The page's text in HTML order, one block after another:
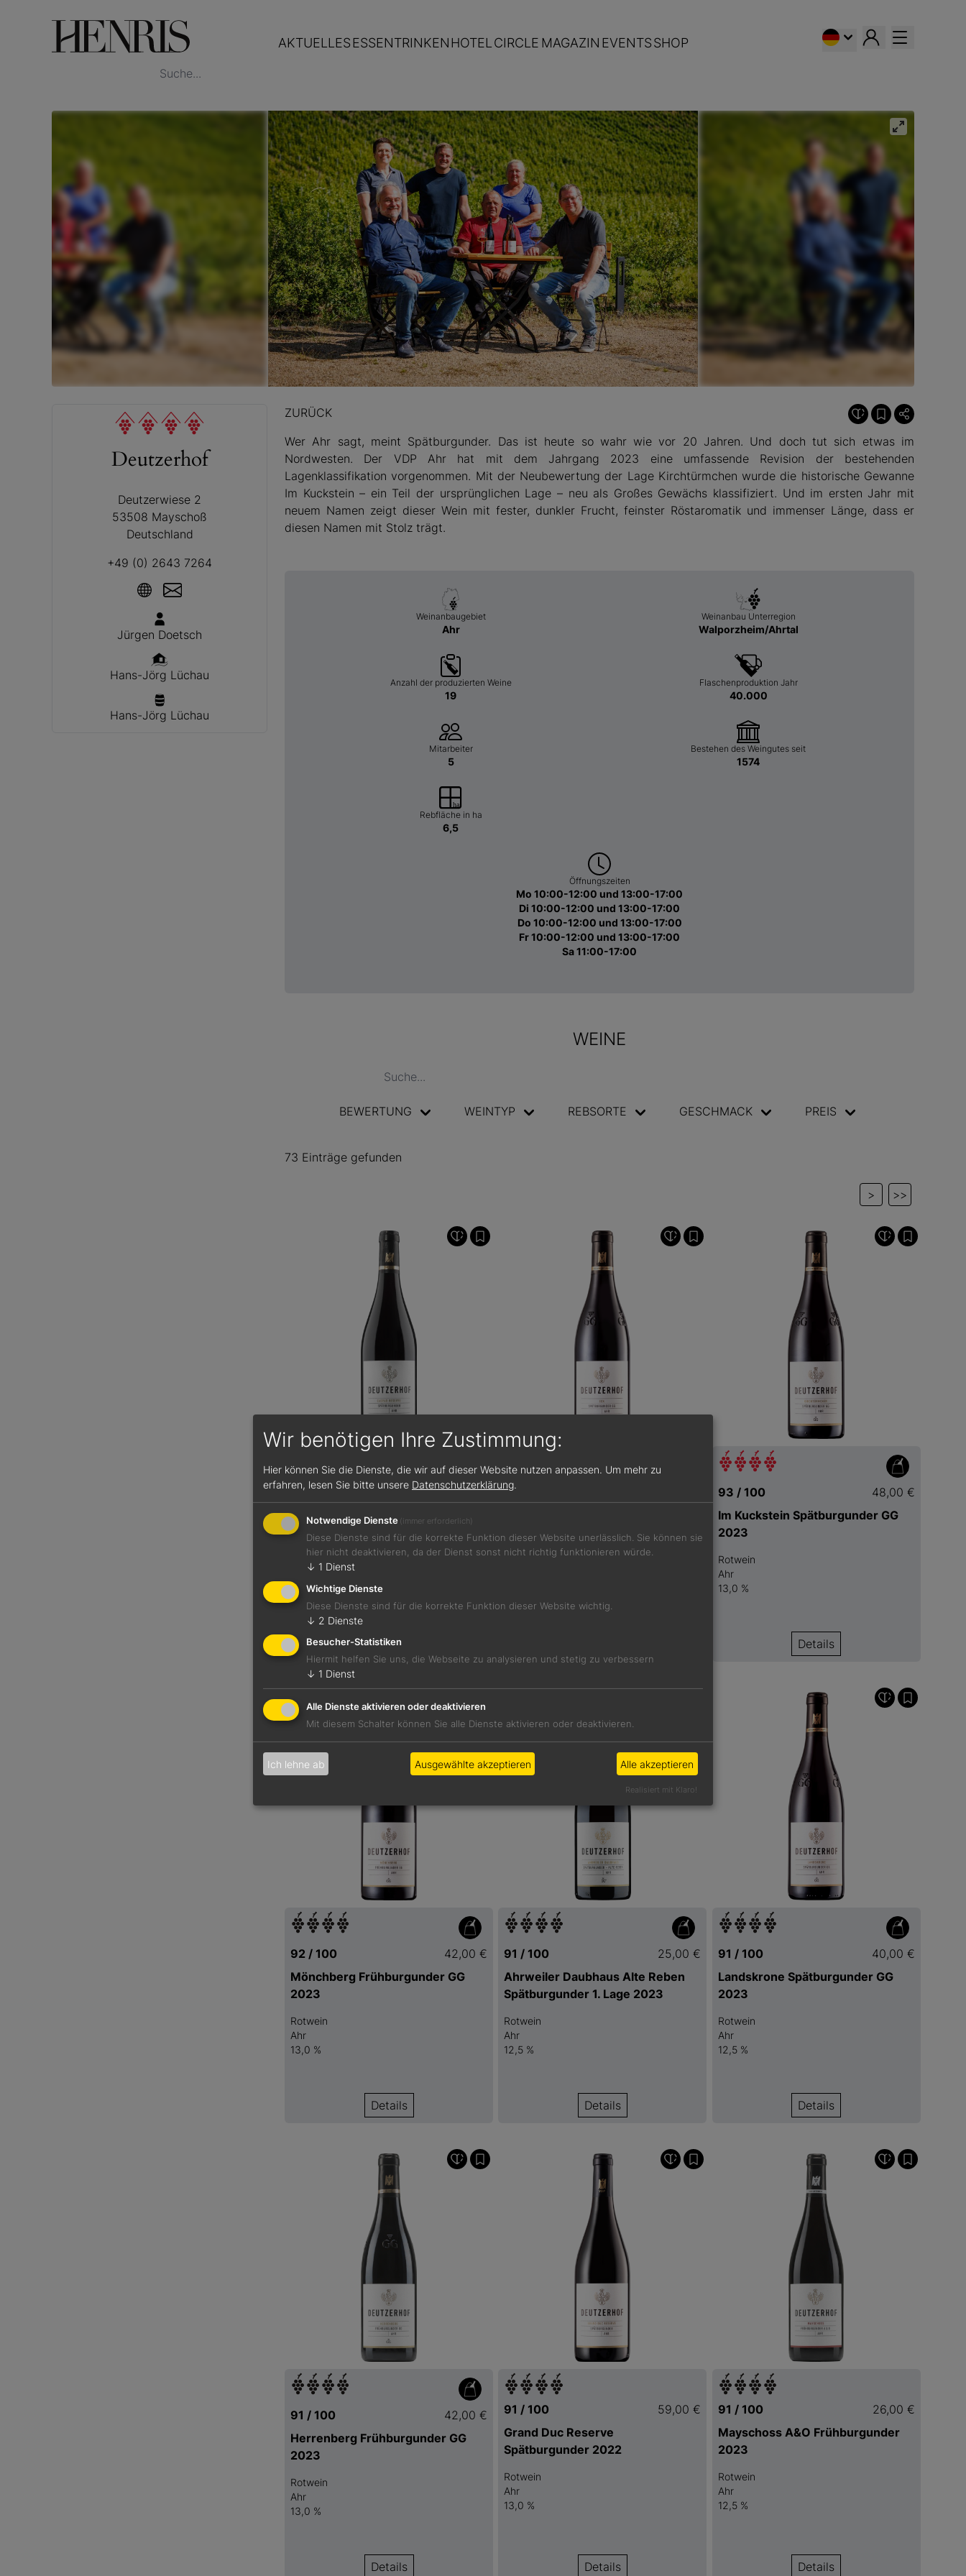
AKTUELLESESSENTRINKENHOTELCIRCLE MAGAZIN EVENTSSHOP
Deutzerhof
Deutzerwiese 2
53508 Mayschoß
Deutschland
+49 (0) 2643 7264
Jürgen Doetsch
Hans-Jörg Lüchau
Hans-Jörg Lüchau
ZURÜCK
Wer Ahr sagt, meint Spätburgunder. Das ist heute so wahr wie vor 20 Jahren. Und doch tut sich etwas im
Nordwesten. Der VDP Ahr hat mit dem Jahrgang 2023 eine umfassende Revision der bestehenden
Lagenklassifikation vorgenommen. Mit der Neubewertung der Lage Kirchtürmchen wurde die historische Gewanne
Im Kuckstein – ein Teil der ursprünglichen Lage – neu als Großes Gewächs klassifiziert. Und im ersten Jahr mit
neuem Namen zeigt dieser Wein mit fester, dunkler Frucht, feinster Röstaromatik und immenser Länge, dass er
diesen Namen mit Stolz trägt.
Weinanbaugebiet
Ahr
Weinanbau Unterregion
Walporzheim/Ahrtal
Anzahl der produzierten Weine
19
Flaschenproduktion Jahr
40.000
Mitarbeiter
5
Bestehen des Weingutes seit
1574
Rebfläche in ha
6,5
Öffnungszeiten
Mo 10:00-12:00 und 13:00-17:00
Di 10:00-12:00 und 13:00-17:00
Do 10:00-12:00 und 13:00-17:00
Fr 10:00-12:00 und 13:00-17:00
Sa 11:00-17:00
WEINE
BEWERTUNG WEINTYP REBSORTE GESCHMACK PREIS
73 Einträge gefunden
> >>
95 / 100
31,00 €
Caspar Reserve Spätburgunder
2018
Rotwein
13,0 %
Details
93 / 100
Rotwein
Ahr
93 / 100
48,00 €
Im Kuckstein Spätburgunder GG
2023
Rotwein
Ahr
13,0 %
Details
92 / 100
42,00 €
Mönchberg Frühburgunder GG
2023
Rotwein
Ahr
13,0 %
Details
91 / 100
25,00 €
Ahrweiler Daubhaus Alte Reben
Spätburgunder 1. Lage 2023
Rotwein
Ahr
12,5 %
Details
91 / 100
40,00 €
Landskrone Spätburgunder GG
2023
Rotwein
Ahr
12,5 %
Details
91 / 100
42,00 €
Herrenberg Frühburgunder GG
2023
Rotwein
Ahr
13,0 %
Details
91 / 100
59,00 €
Grand Duc Reserve
Spätburgunder 2022
Rotwein
Ahr
13,0 %
Details
91 / 100
26,00 €
Mayschoss A&O Frühburgunder
2023
Rotwein
Ahr
12,5 %
Details
Wir benötigen Ihre Zustimmung:
Hier können Sie die Dienste, die wir auf dieser Website nutzen anpassen. Um mehr zu
erfahren, lesen Sie bitte unsere Datenschutzerklärung.
Notwendige Dienste (immer erforderlich)
Diese Dienste sind für die korrekte Funktion dieser Website unerlässlich. Sie können sie
hier nicht deaktivieren, da der Dienst sonst nicht richtig funktionieren würde.
↓ 1 Dienst
Wichtige Dienste
Diese Dienste sind für die korrekte Funktion dieser Website wichtig.
↓ 2 Dienste
Besucher-Statistiken
Hiermit helfen Sie uns, die Webseite zu analysieren und stetig zu verbessern
↓ 1 Dienst
Alle Dienste aktivieren oder deaktivieren
Mit diesem Schalter können Sie alle Dienste aktivieren oder deaktivieren.
Ich lehne ab Ausgewählte akzeptieren Alle akzeptieren
Realisiert mit Klaro!